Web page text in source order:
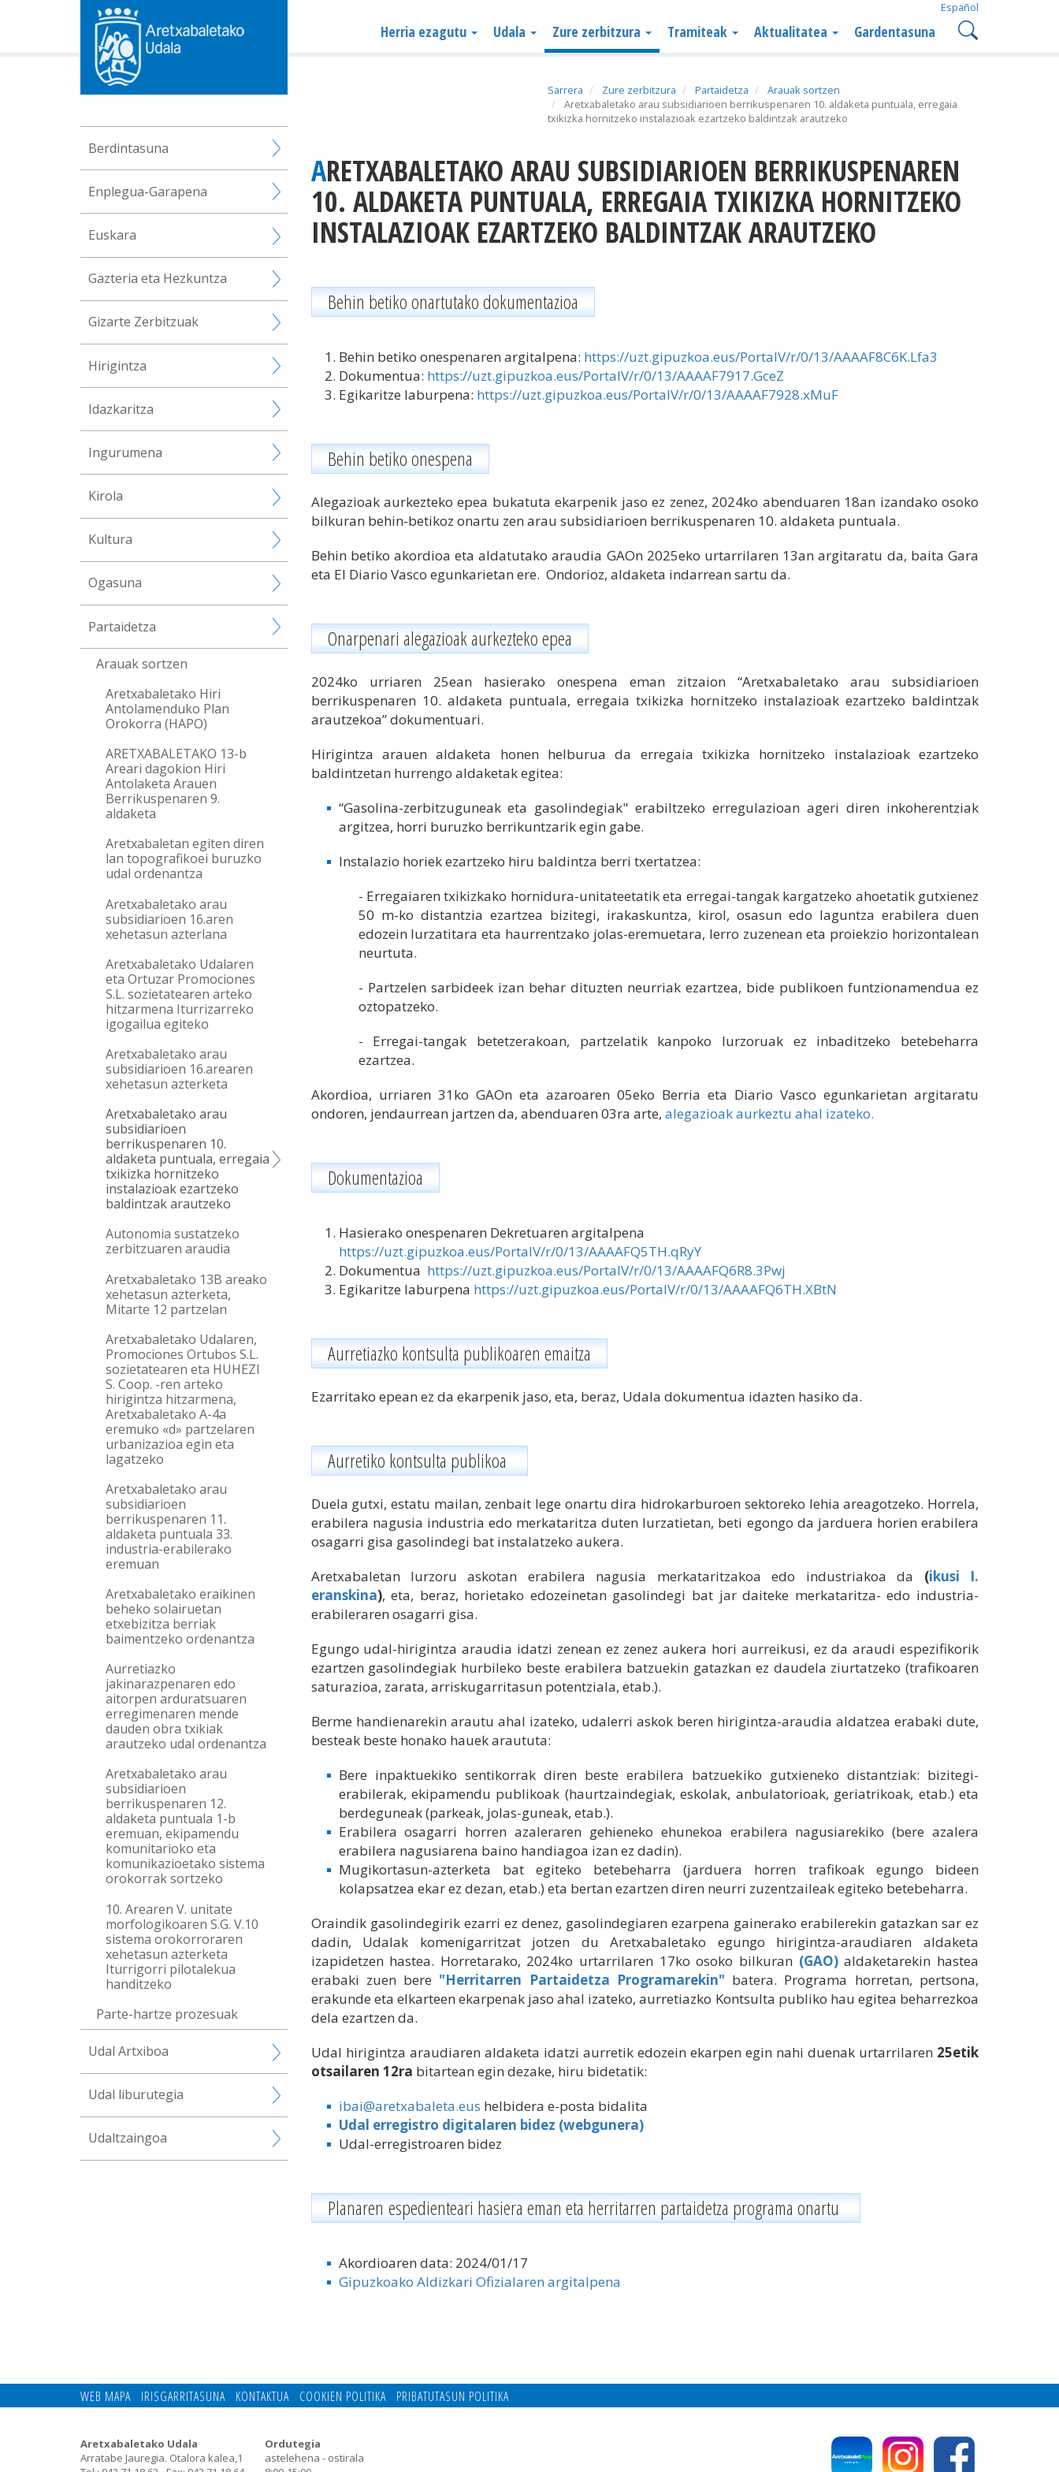
Español
Herria ezagutu Udala Zure zerbitzura Tramiteak Aktualitatea Gardentasuna
Sarrera Zure zerbitzura Partaidetza
Arauak sortzen
Aretxabaletako arau subsidiarioen berrikuspenaren 10. aldaketa puntuala, erregaia
txikizka hornitzeko instalazioak ezartzeko baldintzak arautzeko
ARETXABALETAKO ARAU SUBSIDIARIOEN BERRIKUSPENAREN
10. ALDAKETA PUNTUALA, ERREGAIA TXIKIZKA HORNITZEKO
INSTALAZIOAK EZARTZEKO BALDINTZAK ARAUTZEKO
Behin betiko onartutako dokumentazioa
Behin betiko onespenaren argitalpena: https://uzt.gipuzkoa.eus/PortalV/r/0/13/AAAAF8C6K.Lfa3
Dokumentua: https://uzt.gipuzkoa.eus/PortalV/r/0/13/AAAAF7917.GceZ
Egikaritze laburpena: https://uzt.gipuzkoa.eus/PortalV/r/0/13/AAAAF7928.xMuF
Behin betiko onespena
Alegazioak aurkezteko epea bukatuta ekarpenik jaso ez zenez, 2024ko abenduaren 18an izandako osoko
bilkuran behin-betikoz onartu zen arau subsidiarioen berrikuspenaren 10. aldaketa puntuala.
Behin betiko akordioa eta aldatutako araudia GAOn 2025eko urtarrilaren 13an argitaratu da, baita Gara
eta El Diario Vasco egunkarietan ere. Ondorioz, aldaketa indarrean sartu da.
Onarpenari alegazioak aurkezteko epea
2024ko urriaren 25ean hasierako onespena eman zitzaion “Aretxabaletako arau subsidiarioen
berrikuspenaren 10. aldaketa puntuala, erregaia txikizka hornitzeko instalazioak ezartzeko baldintzak
arautzekoa” dokumentuari.
Hirigintza arauen aldaketa honen helburua da erregaia txikizka hornitzeko instalazioak ezartzeko
baldintzetan hurrengo aldaketak egitea:
“Gasolina-zerbitzuguneak eta gasolindegiak" erabiltzeko erregulazioan ageri diren inkoherentziak
argitzea, horri buruzko berrikuntzarik egin gabe.
Instalazio horiek ezartzeko hiru baldintza berri txertatzea:
- Erregaiaren txikizkako hornidura-unitateetatik eta erregai-tangak kargatzeko ahoetatik gutxienez
50 m-ko distantzia ezartzea bizitegi, irakaskuntza, kirol, osasun edo laguntza erabilera duen
edozein lurzatitara eta haurrentzako jolas-eremuetara, lerro zuzenean eta proiekzio horizontalean
neurtuta.
- Partzelen sarbideek izan behar dituzten neurriak ezartzea, bide publikoen funtzionamendua ez
oztopatzeko.
- Erregai-tangak betetzerakoan, partzelatik kanpoko lurzoruak ez inbaditzeko betebeharra
ezartzea.
Akordioa, urriaren 31ko GAOn eta azaroaren 05eko Berria eta Diario Vasco egunkarietan argitaratu
ondoren, jendaurrean jartzen da, abenduaren 03ra arte, alegazioak aurkeztu ahal izateko.
Dokumentazioa
Hasierako onespenaren Dekretuaren argitalpena
https://uzt.gipuzkoa.eus/PortalV/r/0/13/AAAAFQ5TH.qRyY
Dokumentua https://uzt.gipuzkoa.eus/PortalV/r/0/13/AAAAFQ6R8.3Pwj
Egikaritze laburpena https://uzt.gipuzkoa.eus/PortalV/r/0/13/AAAAFQ6TH.XBtN
Aurretiazko kontsulta publikoaren emaitza
Ezarritako epean ez da ekarpenik jaso, eta, beraz, Udala dokumentua idazten hasiko da.
Aurretiko kontsulta publikoa
Duela gutxi, estatu mailan, zenbait lege onartu dira hidrokarburoen sektoreko lehia areagotzeko. Horrela,
erabilera nagusia industria edo merkataritza duten lurzatietan, beti egongo da jarduera horien erabilera
osagarri gisa gasolindegi bat instalatzeko aukera.
Aretxabaletan lurzoru askotan erabilera nagusia merkataritzakoa edo industriakoa da (ikusi I.
eranskina), eta, beraz, horietako edozeinetan gasolindegi bat jar daiteke merkataritza- edo industria-
erabileraren osagarri gisa.
Egungo udal-hirigintza araudia idatzi zenean ez zenez aukera hori aurreikusi, ez da araudi espezifikorik
ezartzen gasolindegiak hurbileko beste erabilera batzuekin gatazkan ez daudela ziurtatzeko (trafikoaren
saturazioa, zarata, arriskugarritasun potentziala, etab.).
Berme handienarekin arautu ahal izateko, udalerri askok beren hirigintza-araudia aldatzea erabaki dute,
besteak beste honako hauek araututa:
Bere inpaktuekiko sentikorrak diren beste erabilera batzuekiko gutxieneko distantziak: bizitegi-
erabilerak, ekipamendu publikoak (haurtzaindegiak, eskolak, anbulatorioak, geriatrikoak, etab.) eta
berdeguneak (parkeak, jolas-guneak, etab.).
Erabilera osagarri horren azaleraren gehieneko ehunekoa erabilera nagusiarekiko (bere azalera
erabilera nagusiarena baino handiagoa izan ez dadin).
Mugikortasun-azterketa bat egiteko betebeharra (jarduera horren trafikoak egungo bideen
kolapsatzea ekar ez dezan, etab.) eta bertan ezartzen diren neurri zuzentzaileak egiteko betebeharra.
Oraindik gasolindegirik ezarri ez denez, gasolindegiaren ezarpena gainerako erabilerekin gatazkan sar ez
dadin, Udalak komenigarritzat jotzen du Aretxabaletako egungo hirigintza-araudiaren aldaketa
izapidetzen hastea. Horretarako, 2024ko urtarrilaren 17ko osoko bilkuran (GAO)aldaketarekin hastea
erabaki zuen bere "Herritarren Partaidetza Programarekin" batera. Programa horretan, pertsona,
erakunde eta elkarteen ekarpenak jaso ahal izateko, aurretiazko Kontsulta publiko hau egitea beharrezkoa
dela ezartzen da.
Udal hirigintza araudiaren aldaketa idatzi aurretik edozein ekarpen egin nahi duenak urtarrilaren 25etik
otsailaren 12ra bitartean egin dezake, hiru bidetatik:
ibai@aretxabaleta.eus helbidera e-posta bidalita
Udal erregistro digitalaren bidez (webgunera)
Udal-erregistroaren bidez
Planaren espedienteari hasiera eman eta herritarren partaidetza programa onartu
Akordioaren data: 2024/01/17
Gipuzkoako Aldizkari Ofizialaren argitalpena
Berdintasuna
Enplegua-Garapena
Euskara
Gazteria eta Hezkuntza
Gizarte Zerbitzuak
Hirigintza
Idazkaritza
Ingurumena
Kirola
Kultura
Ogasuna
Partaidetza
Arauak sortzen
Aretxabaletako Hiri
Antolamenduko Plan
Orokorra (HAPO)
ARETXABALETAKO 13-b
Areari dagokion Hiri
Antolaketa Arauen
Berrikuspenaren 9.
aldaketa
Aretxabaletan egiten diren
lan topografikoei buruzko
udal ordenantza
Aretxabaletako arau
subsidiarioen 16.aren
xehetasun azterlana
Aretxabaletako Udalaren
eta Ortuzar Promociones
S.L. sozietatearen arteko
hitzarmena Iturrizarreko
igogailua egiteko
Aretxabaletako arau
subsidiarioen 16.arearen
xehetasun azterketa
Aretxabaletako arau
subsidiarioen
berrikuspenaren 10.
aldaketa puntuala, erregaia
txikizka hornitzeko
instalazioak ezartzeko
baldintzak arautzeko
Autonomia sustatzeko
zerbitzuaren araudia
Aretxabaletako 13B areako
xehetasun azterketa,
Mitarte 12 partzelan
Aretxabaletako Udalaren,
Promociones Ortubos S.L.
sozietatearen eta HUHEZI
S. Coop. -ren arteko
hirigintza hitzarmena,
Aretxabaletako A-4a
eremuko «d» partzelaren
urbanizazioa egin eta
lagatzeko
Aretxabaletako arau
subsidiarioen
berrikuspenaren 11.
aldaketa puntuala 33.
industria-erabilerako
eremuan
Aretxabaletako eraikinen
beheko solairuetan
etxebizitza berriak
baimentzeko ordenantza
Aurretiazko
jakinarazpenaren edo
aitorpen arduratsuaren
erregimenaren mende
dauden obra txikiak
arautzeko udal ordenantza
Aretxabaletako arau
subsidiarioen
berrikuspenaren 12.
aldaketa puntuala 1-b
eremuan, ekipamendu
komunitarioko eta
komunikazioetako sistema
orokorrak sortzeko
10. Arearen V. unitate
morfologikoaren S.G. V.10
sistema orokorroraren
xehetasun azterketa
Iturrigorri pilotalekua
handitzeko
Parte-hartze prozesuak
Udal Artxiboa
Udal liburutegia
Udaltzaingoa
WEB MAPA IRISGARRITASUNA KONTAKTUA COOKIEN POLITIKA PRIBATUTASUN POLITIKA
Aretxabaletako Udala
Arratabe Jauregia. Otalora kalea,1
Ordutegia
astelehena - ostirala